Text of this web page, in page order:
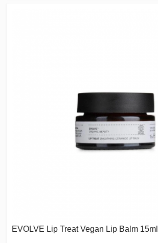
EVOLVE Lip Treat Vegan Lip Balm 15ml